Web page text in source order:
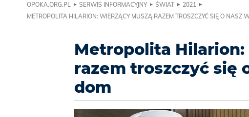
OPOKA.ORG.PL SERWIS INFORMACYJNY ŚWIAT
2021
METROPOLITA HILARION: WIERZĄCY MUSZĄ RAZEM TROSZCZYĆ SIĘ O NASZ
Metropolita
razem troszczyć się
dom